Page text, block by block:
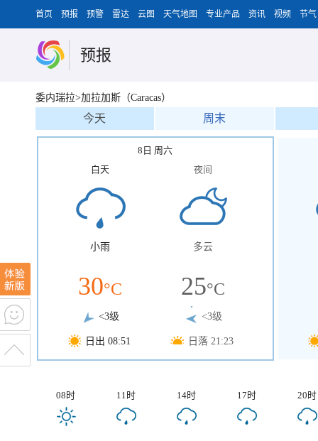
首页 预报 预警 雷达 云图 天气地图 专业产品 资讯 视频 节气
预报
委内瑞拉>加拉加斯（Caracas）
今天 周末
8日 周六
白天
小雨
30°C
<3级
日出 08:51
夜间
多云
25°C
<3级
日落 21:23
08时 11时 14时 17时 20时